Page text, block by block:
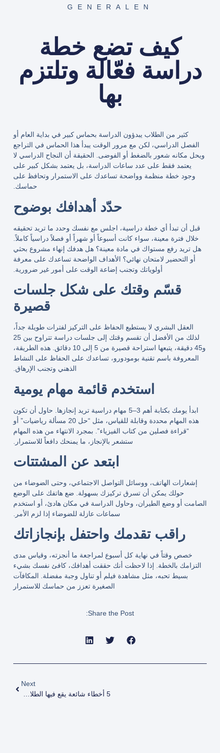
GENERALEN
كيف تضع خطة
دراسة فعّالة وتلتزم
بها
كثير من الطلاب يبدؤون الدراسة بحماس كبير في بداية العام أو
الفصل الدراسي، لكن مع مرور الوقت يبدأ هذا الحماس في التراجع
ويحل مكانه شعور بالضغط أو الفوضى. الحقيقة أن النجاح الدراسي لا
يعتمد فقط على عدد ساعات الدراسة، بل يعتمد بشكل كبير على
وجود خطة منظمة وواضحة تساعدك على الاستمرار وتحافظ على
حماسك.
حدّد أهدافك بوضوح
قبل أن تبدأ أي خطة دراسية، اجلس مع نفسك وحدد ما تريد تحقيقه
خلال فترة معينة، سواء كانت أسبوعاً أو شهراً أو فصلاً دراسياً كاملاً.
هل تريد رفع مستواك في مادة معينة؟ هل هدفك إنهاء مشروع بحثي
أو التحضير لامتحان نهائي؟ الأهداف الواضحة تساعدك على معرفة
أولوياتك وتجنب إضاعة الوقت على أمور غير ضرورية.
قسّم وقتك على شكل جلسات
قصيرة
العقل البشري لا يستطيع الحفاظ على التركيز لفترات طويلة جداً،
لذلك من الأفضل أن تقسم وقتك إلى جلسات دراسة تتراوح بين 25
و45 دقيقة، يتبعها استراحة قصيرة من 5 إلى 10 دقائق. هذه الطريقة،
المعروفة باسمتقنية بومودورو، تساعدك على الحفاظ على النشاط
الذهني وتجنب الإرهاق.
استخدم قائمة مهام يومية
ابدأ يومك بكتابة أهم 3–5 مهام دراسية تريد إنجازها. حاول أن تكون
هذه المهام محددة وقابلة للقياس، مثل “حل 20 مسألة رياضيات” أو
“قراءة فصلين من كتاب الفيزياء”. بمجرد الانتهاء من هذه المهام
ستشعر بالإنجاز، ما يمنحك دافعاً للاستمرار.
ابتعد عن المشتتات
إشعارات الهاتف، ووسائل التواصل الاجتماعي، وحتى الضوضاء من
حولك يمكن أن تسرق تركيزك بسهولة. ضع هاتفك على الوضع
الصامت أو وضع الطيران، وحاول الدراسة في مكان هادئ، أو استخدم
سماعات عازلة للضوضاء إذا لزم الأمر.
راقب تقدمك واحتفل بإنجازاتك
خصص وقتاً في نهاية كل أسبوع لمراجعة ما أنجزته، وقياس مدى
التزامك بالخطة. إذا لاحظت أنك حققت أهدافك، كافئ نفسك بشيء
بسيط تحبه، مثل مشاهدة فيلم أو تناول وجبة مفضلة. المكافآت
الصغيرة تعزز من حماسك للاستمرار
Share the Post:
Next
5 أخطاء شائعة يقع فيها الطلاب أثناء الدراسة